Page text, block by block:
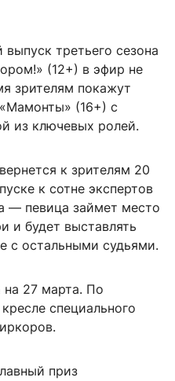
третьего сезона
(12+) в эфир не
зрителям покажут
(16+) с
из ключевых ролей.
к зрителям 20
к сотне экспертов
— певица займет место
и будет выставлять
с остальными судьями.
на 27 марта. По
специального
приз